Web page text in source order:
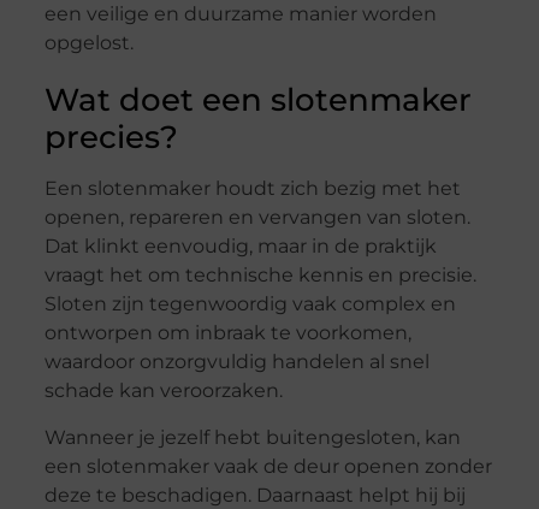
een veilige en duurzame manier worden
opgelost.
Wat doet een slotenmaker
precies?
Een slotenmaker houdt zich bezig met het
openen, repareren en vervangen van sloten.
Dat klinkt eenvoudig, maar in de praktijk
vraagt het om technische kennis en precisie.
Sloten zijn tegenwoordig vaak complex en
ontworpen om inbraak te voorkomen,
waardoor onzorgvuldig handelen al snel
schade kan veroorzaken.
Wanneer je jezelf hebt buitengesloten, kan
een slotenmaker vaak de deur openen zonder
deze te beschadigen. Daarnaast helpt hij bij